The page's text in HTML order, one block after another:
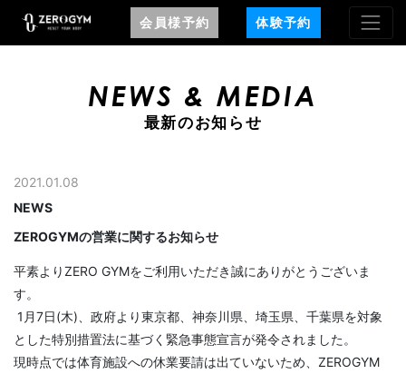
会員様予約
体験予約
NEWS & MEDIA
最新のお知らせ
2021.01.08
NEWS
ZEROGYMの営業に関するお知らせ
平素よりZERO GYMをご利用いただき誠にありがとうございま
す。
1月7日(木)、政府より東京都、神奈川県、埼玉県、千葉県を対象
とした特別措置法に基づく緊急事態宣言が発令されました。
現時点では体育施設への休業要請は出ていないため、ZEROGYM